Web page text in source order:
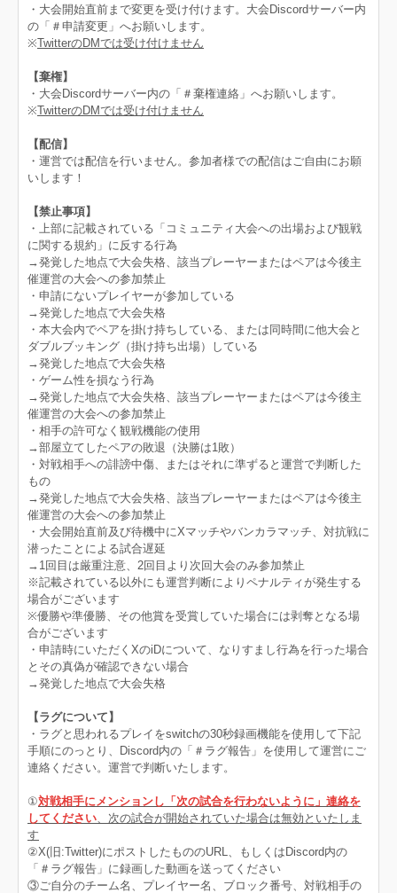
・大会開始直前まで変更を受け付けます。大会Discordサーバー内
の「＃申請変更」へお願いします。
※TwitterのDMでは受け付けません
【棄権】
・大会Discordサーバー内の「＃棄権連絡」へお願いします。
※TwitterのDMでは受け付けません
【配信】
・運営では配信を行いません。参加者様での配信はご自由にお願
いします！
【禁止事項】
・上部に記載されている「コミュニティ大会への出場および観戦
に関する規約」に反する行為
→発覚した地点で大会失格、該当プレーヤーまたはペアは今後主
催運営の大会への参加禁止
・申請にないプレイヤーが参加している
→発覚した地点で大会失格
・本大会内でペアを掛け持ちしている、または同時間に他大会と
ダブルブッキング（掛け持ち出場）している
→発覚した地点で大会失格
・ゲーム性を損なう行為
→発覚した地点で大会失格、該当プレーヤーまたはペアは今後主
催運営の大会への参加禁止
・相手の許可なく観戦機能の使用
→部屋立てしたペアの敗退（決勝は1敗）
・対戦相手への誹謗中傷、またはそれに準ずると運営で判断した
もの
→発覚した地点で大会失格、該当プレーヤーまたはペアは今後主
催運営の大会への参加禁止
・大会開始直前及び待機中にXマッチやバンカラマッチ、対抗戦に
潜ったことによる試合遅延
→1回目は厳重注意、2回目より次回大会のみ参加禁止
※記載されている以外にも運営判断によりペナルティが発生する
場合がございます
※優勝や準優勝、その他賞を受賞していた場合には剥奪となる場
合がございます
・申請時にいただくXのiDについて、なりすまし行為を行った場合
とその真偽が確認できない場合
→発覚した地点で大会失格
【ラグについて】
・ラグと思われるプレイをswitchの30秒録画機能を使用して下記
手順にのっとり、Discord内の「＃ラグ報告」を使用して運営にご
連絡ください。運営で判断いたします。
①対戦相手にメンションし「次の試合を行わないように」連絡を
してください 、次の試合が開始されていた場合は無効といたしま
す
②X(旧:Twitter)にポストしたもののURL、もしくはDiscord内の
「＃ラグ報告」に録画した動画を送ってください
③ご自分のチーム名、プレイヤー名、ブロック番号、対戦相手の